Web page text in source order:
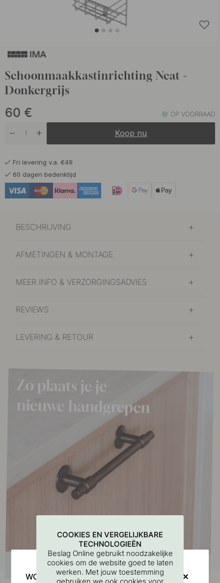
Schoonmaakkastinrichting Neat -
Donkergrijs
60 € OP VOORRAAD
Koop nu
Fri levering v.a. €49
60 dagen bedenktijd
BESCHRIJVING
AFMETINGEN & MONTAGE
MEER INFO & VERZORGINGSADVIES
REVIEWS
LEVERING & RETOUR
COOKIES EN VERGELIJKBARE
TECHNOLOGIEËN
Beslag Online gebruikt noodzakelijke
cookies om de website goed te laten
werken. Met jouw toestemming
gebruiken we ook cookies voor
WOULD YOU RATHER VISIT?